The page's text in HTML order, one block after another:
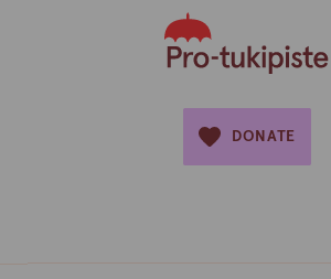
DONATE